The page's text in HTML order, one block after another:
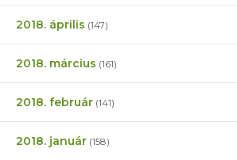
2018. április (147)
2018. március (161)
2018. február (141)
2018. január (158)